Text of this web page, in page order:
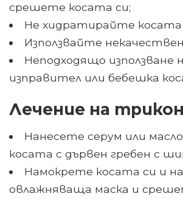
срешете косата си;
Не хидратирайте косата
Използвайте
Неподходящо използване
изправител или бебешка
Лечение на
Нанесете серум или
косата с дървен гребен с
Намокрете косата си и
овлажняваща маска и